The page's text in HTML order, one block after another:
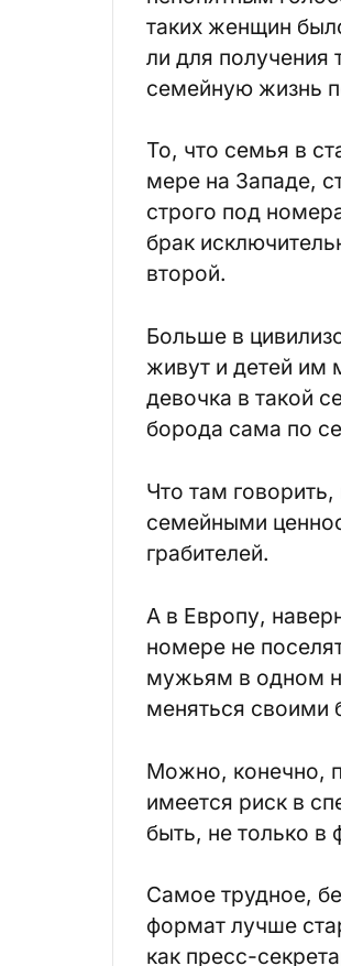
таких женщин
ли для получения
семейную жизнь
То, что семья в
мере на Западе,
строго под
брак
второй.
Больше в
живут и детей им
девочка в такой
борода сама по
Что там
семейными
грабителей.
А в Европу,
номере не
мужьям в одном
меняться своими
Можно, конечно,
имеется риск в
быть, не только в
Самое трудное,
формат лучше
как пресс-